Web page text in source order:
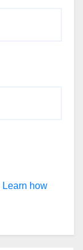
Learn how